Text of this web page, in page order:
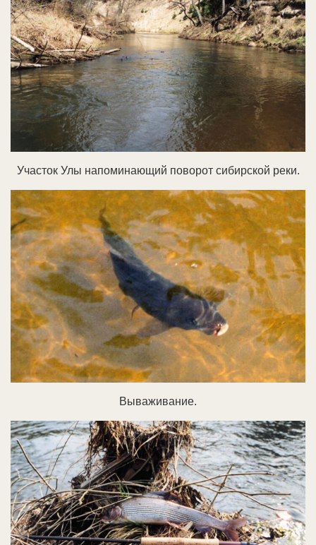
Участок Улы напоминающий поворот сибирской реки.
Вываживание.